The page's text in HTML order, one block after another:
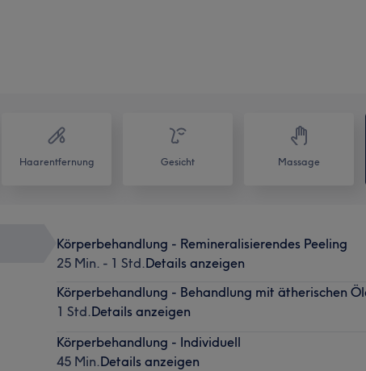
Haarentfernung Gesicht Massage
Körperbehandlung - Remineralisierendes Peeling
25 Min. - 1 Std.Details anzeigen
Körperbehandlung - Behandlung mit ätherischen
1 Std.Details anzeigen
Körperbehandlung - Individuell
45 Min.Details anzeigen